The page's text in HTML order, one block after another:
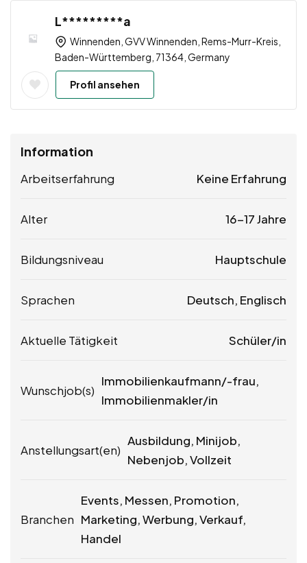
L*********a
Winnenden, GVV Winnenden, Rems-Murr-Kreis,
Baden-Württemberg, 71364, Germany
Profil ansehen
Information
Arbeitserfahrung Keine Erfahrung
Alter 16-17 Jahre
Bildungsniveau Hauptschule
Sprachen Deutsch, Englisch
Aktuelle Tätigkeit Schüler/in
Wunschjob(s)
Immobilienkaufmann/-frau,
Immobilienmakler/in
Anstellungsart(en)
Ausbildung, Minijob,
Nebenjob, Vollzeit
Branchen
Events, Messen, Promotion,
Marketing, Werbung, Verkauf,
Handel